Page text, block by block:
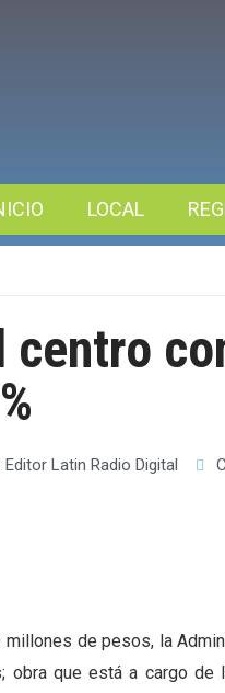
LOCAL
centro
Editor Latin Radio Digital
de pesos, la
obra que está a cargo